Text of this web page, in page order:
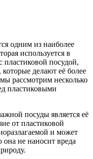
одним из наиболее
используется в
пластиковой посудой,
делают её более
рассмотрим несколько
пластиковыми
посуды является её
от пластиковой
и может
она не наносит вреда